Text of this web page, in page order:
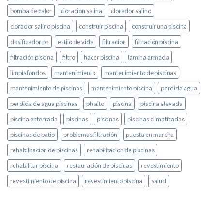
bomba de calor
cloracion salina
clorador salino
clorador salino piscina
construir piscina
construir una piscina
dosificador ph
estilo de vida filtracion
filtración piscina
filtración piscina
filtro hacer piscina
lamina armada
limpiafondos
mantenimiento
mantenimiento de piscinas
mantenimiento de piscinas
mantenimiento piscina
perdida agua
perdida de agua piscinas
ph alto piscina
piscina elevada
piscina enterrada
piscinas piscinas
piscinas climatizadas
piscinas de patio
problemas filtración
puesta en marcha
rehabilitacion de piscinas
rehabilitacion de piscinas
rehabilitar piscina
restauración de piscinas
revestimiento
revestimiento de piscina
revestimiento piscina salud